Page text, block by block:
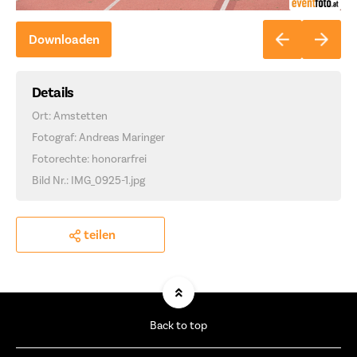
Downloaden
Details
Ort: Amstetten
Fotograf: Andreas Maringer
Fotorechte: honorarfrei
Bild Nr.: IMG_0925-1.jpg
teilen
Back to top